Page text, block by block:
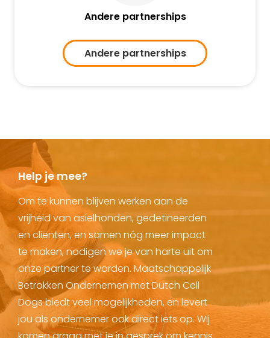
Andere partnerships
Andere partnerships
Help je mee?
Om te kunnen blijven werken aan de
vrijheid van asielhonden, gedetineerden
en cliënten, en samen nóg meer impact
te maken, nodigen we je van harte uit om
onze partner te worden. Maatschappelijk
Betrokken Ondernemen met Dutch Cell
Dogs biedt veel mogelijkheden, en levert
jou als ondernemer ook direct iets op. Wij